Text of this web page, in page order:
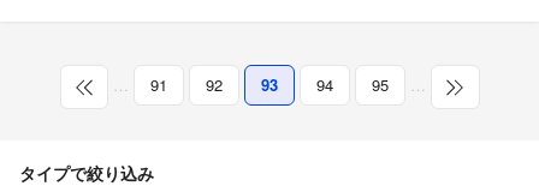
… 91 92 93 94 95 …
タイプで絞り込み